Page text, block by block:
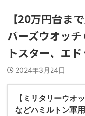
【20万円台ま
バーズウオッ
トスター、エド
2024年3月24日
【ミリタリーウオ
などハミルトン軍